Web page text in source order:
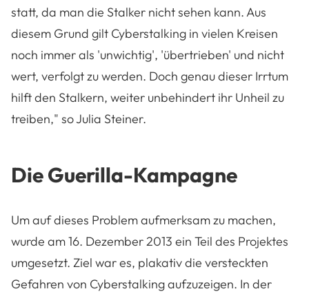
statt, da man die Stalker nicht sehen kann. Aus
diesem Grund gilt Cyberstalking in vielen Kreisen
noch immer als 'unwichtig', 'übertrieben' und nicht
wert, verfolgt zu werden. Doch genau dieser Irrtum
hilft den Stalkern, weiter unbehindert ihr Unheil zu
treiben," so Julia Steiner.
Die Guerilla-Kampagne
Um auf dieses Problem aufmerksam zu machen,
wurde am 16. Dezember 2013 ein Teil des Projektes
umgesetzt. Ziel war es, plakativ die versteckten
Gefahren von Cyberstalking aufzuzeigen. In der